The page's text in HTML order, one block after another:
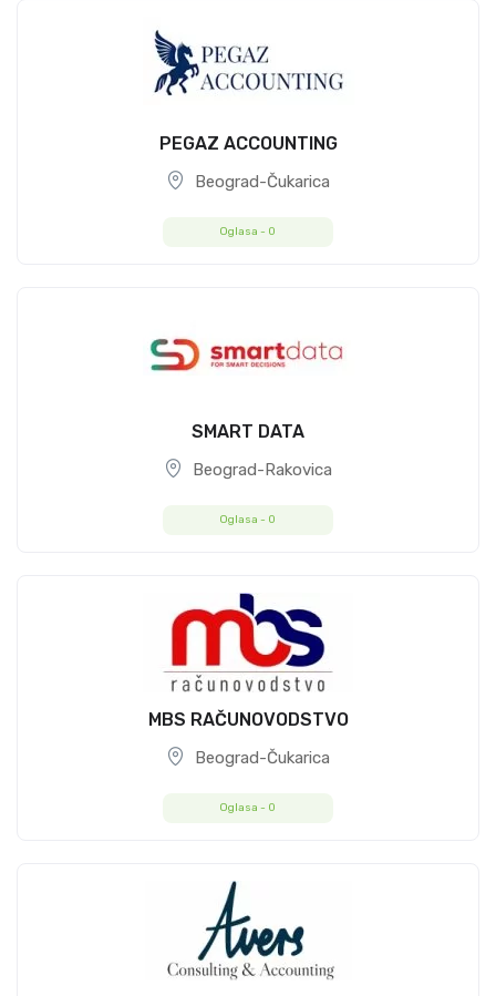
PEGAZ ACCOUNTING
Beograd-Čukarica
Oglasa - 0
SMART DATA
Beograd-Rakovica
Oglasa - 0
MBS RAČUNOVODSTVO
Beograd-Čukarica
Oglasa - 0